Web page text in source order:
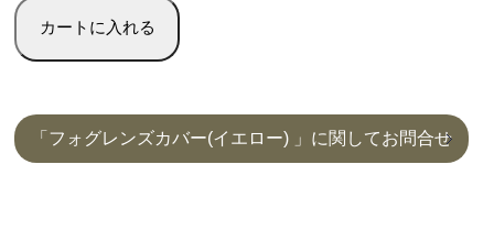
「フォグレンズカバー(イエロー) 」に関してお問合せ